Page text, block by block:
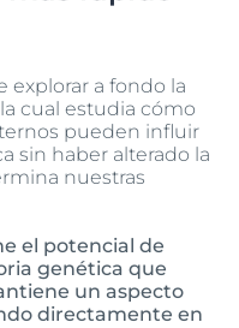
explorar a fondo la
la cual estudia cómo
pueden influir
sin haber alterado la
nuestras
el potencial de
genética que
un aspecto
directamente en